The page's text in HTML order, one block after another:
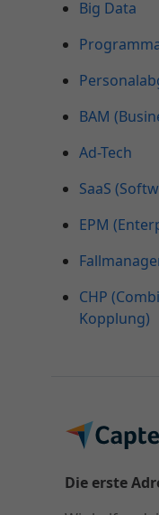
Big Data
BAM
Ad-Tech
SaaS
EPM
CHP
Kopplung)
Die erste